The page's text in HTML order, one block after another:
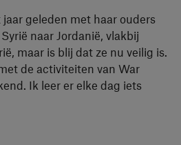
geleden met haar ouders
naar Jordanië, vlakbij
maar is blij dat ze nu veilig is.
de activiteiten van War
Ik leer er elke dag iets